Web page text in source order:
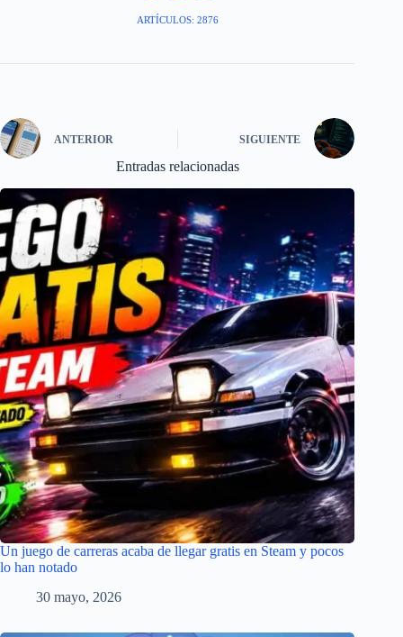
ARTÍCULOS: 2876
ANTERIOR SIGUIENTE
Entradas relacionadas
Un juego de carreras acaba de llegar gratis en Steam y pocos
lo han notado
30 mayo, 2026